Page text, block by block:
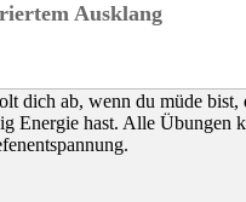
Ausklang